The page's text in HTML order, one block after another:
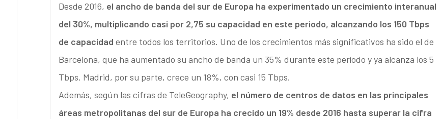
Desde 2016, el ancho de banda del sur de Europa ha experimentado un crecimiento interanual
del 30%, multiplicando casi por 2,75 su capacidad en este periodo, alcanzando los 150 Tbps
de capacidad entre todos los territorios. Uno de los crecimientos más significativos ha sido el de
Barcelona, que ha aumentado su ancho de banda un 35% durante este período y ya alcanza los 5
Tbps. Madrid, por su parte, crece un 18%, con casi 15 Tbps.
Además, según las cifras de TeleGeography, el número de centros de datos en las principales
áreas metropolitanas del sur de Europa ha crecido un 19% desde 2016 hasta superar la cifra